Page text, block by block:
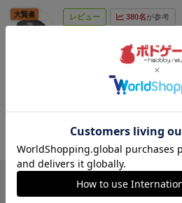
を何箇所運んだかの報酬の
色々なところに水上機を
スタートプレイヤー争い
燃料と手札のシビアな管理
が素敵に調和しています
機の計器を模した個人ボ
イ時間の割にセットアッ
軽めのインスト時間。そ
と、中量級寄りの重量ゲー
まず(1)の行き先＋ダイス
（という設定のダイス達
ダイスは出た目
できれば全部のお
の数には限りがあります。
乗せれば良いのかという
ンボードの地図上には開
ブがランダムな場所に配
す。デザイナーのアル・
り、幼いころから辺境地
たそうです。（説明書より
ン準州の主要都市が描か
せん。ボードの左側には
レイヤーの飛行機を待って
りませんが、ダイスの色
レビュー 380名が参考
夏のカナダのユーコン準
から日曜という設定））
観光地（全12都市）に運
ホースの6つの搭乗口で待
乗口から連れて行きたい
た手札を使って目的地に
も燃料の補充や条件次第
大賢者
他のレビューを